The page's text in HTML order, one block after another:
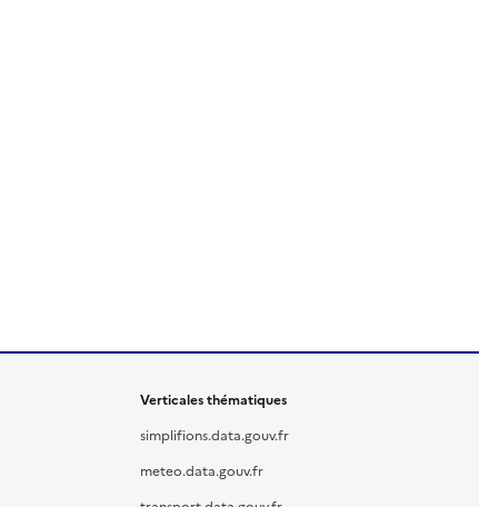
Verticales thématiques
simplifions.data.gouv.fr
meteo.data.gouv.fr